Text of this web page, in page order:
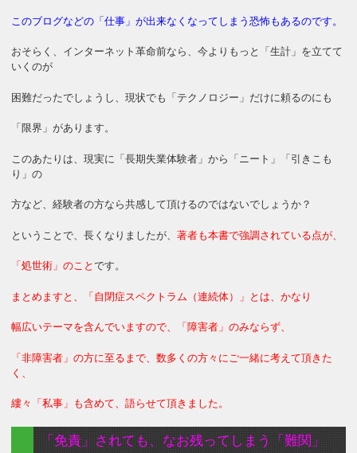
このブログなどの「仕事」が出来なくなってしまう恐怖もあるのです。
おそらく、インターネット革命前なら、今よりもっと「生計」を立てて
いくのが
困難だったでしょうし、現状でも「テクノロジー」だけに頼るのにも
「限界」があります。
このあたりは、現実に「長期失業体験者」から「ニート」「引きこも
り」の
方など、経験者の方なら共感して頂けるのではないでしょうか？
ということで、長くなりましたが、著者も本書で強調されている点が、
「処世術」のことです。
まとめますと、「自閉症スペクトラム（連続体）」とは、かなり
幅広いテーマを含んでいますので、「障害者」のみならず、
「非障害者」の方に至るまで、数多くの方々にご一緒に考えて頂きた
く、
縷々「私事」も含めて、語らせて頂きました。
「免責」されても、なお残ってしまう「難関」